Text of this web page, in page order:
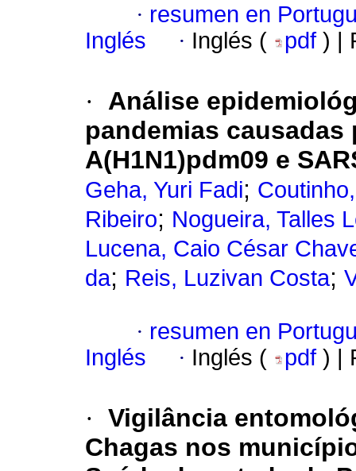
· resumen en
Inglés
· Inglés ( pdf ) |
·
Análise
pandemias
A(H1N1)pdm09 e
Geha, Yuri Fadi;
Ribeiro; Nogueira, Talles
Lucena, Caio César
da; Reis, Luzivan Costa;
· resumen en
Inglés
· Inglés ( pdf ) |
· Vigilância
Chagas nos